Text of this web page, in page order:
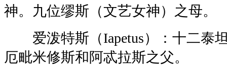
神。九位缪斯（文艺女神）之母。
爱泼特斯（Iapetus）：十二泰
厄毗米修斯和阿忒拉斯之父。